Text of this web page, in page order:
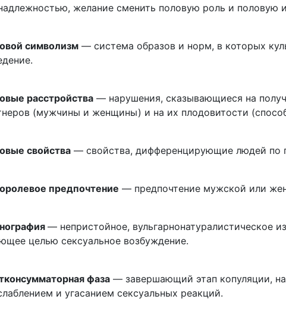
желание сменить половую роль и половую
символизм — система образов и норм, в которых
расстройства — нарушения, сказывающиеся на
(мужчины и женщины) и на их плодовитости
свойства — свойства, дифференцирующие людей по
предпочтение — предпочтение мужской или
— непристойное, вульгарнонатуралистическое
целью сексуальное возбуждение.
фаза — завершающий этап копуляции,
и угасанием сексуальных реакций.